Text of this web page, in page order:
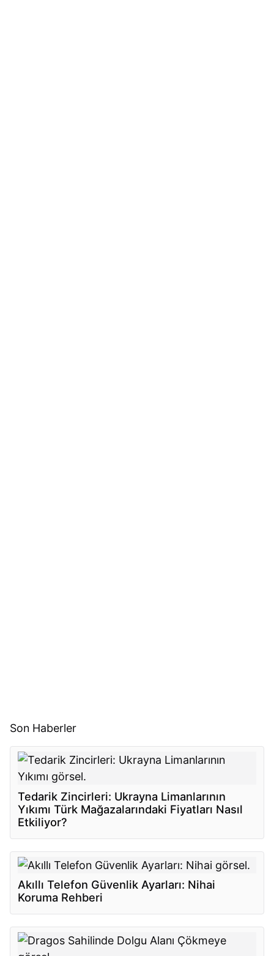
Son Haberler
Tedarik Zincirleri: Ukrayna Limanlarının
Yıkımı Türk Mağazalarındaki Fiyatları Nasıl
Etkiliyor?
Akıllı Telefon Güvenlik Ayarları: Nihai
Koruma Rehberi